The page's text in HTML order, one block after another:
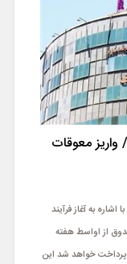
معوقات
به آغاز فرآیند
از اواسط هفته
خواهد شد این